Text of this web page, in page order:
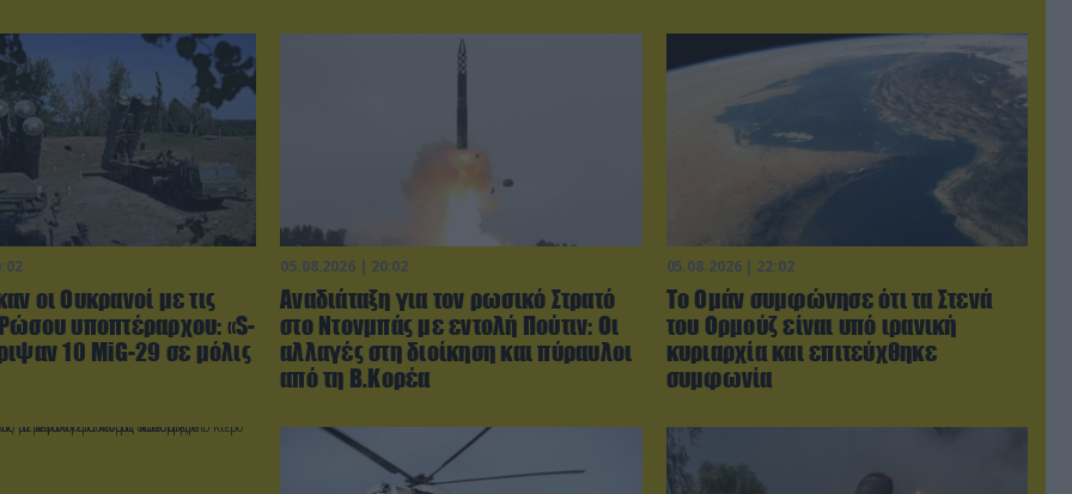
οι Ουκρανοί με τις
υποπτέραρχου: «S-
10 MiG-29 σε μόλις
05.08.2026 | 20:02
Αναδιάταξη για τον ρωσικό Στρατό
στο Ντονμπάς με εντολή Πούτιν: Οι
αλλαγές στη διοίκηση και πύραυλοι
από τη Β.Κορέα
05.08.2026 | 22:02
Το Ομάν συμφώνησε ότι τα Στενά
του Ορμούζ είναι υπό ιρανική
κυριαρχία και επιτεύχθηκε
συμφωνία